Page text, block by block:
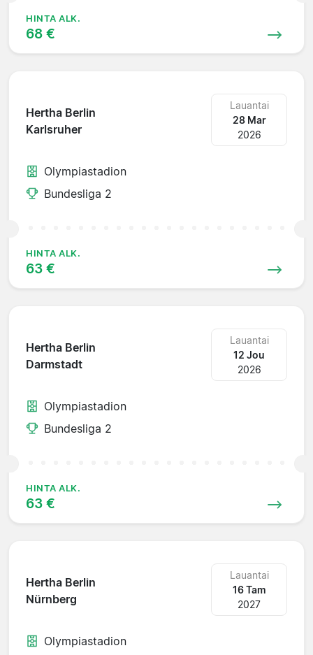
HINTA ALK.
68 €
Hertha Berlin
Karlsruher
Lauantai
28 Mar
2026
Olympiastadion
Bundesliga 2
HINTA ALK.
63 €
Hertha Berlin
Darmstadt
Lauantai
12 Jou
2026
Olympiastadion
Bundesliga 2
HINTA ALK.
63 €
Hertha Berlin
Nürnberg
Lauantai
16 Tam
2027
Olympiastadion